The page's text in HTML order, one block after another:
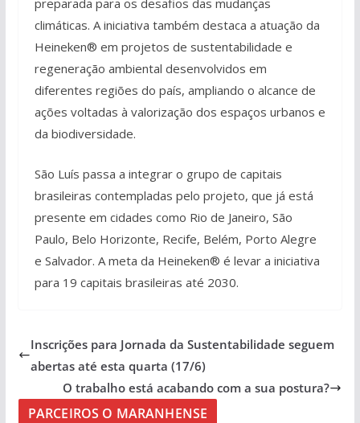
preparada para os desafios das mudanças
climáticas. A iniciativa também destaca a atuação da
Heineken® em projetos de sustentabilidade e
regeneração ambiental desenvolvidos em
diferentes regiões do país, ampliando o alcance de
ações voltadas à valorização dos espaços urbanos e
da biodiversidade.
São Luís passa a integrar o grupo de capitais
brasileiras contempladas pelo projeto, que já está
presente em cidades como Rio de Janeiro, São
Paulo, Belo Horizonte, Recife, Belém, Porto Alegre
e Salvador. A meta da Heineken® é levar a iniciativa
para 19 capitais brasileiras até 2030.
Inscrições para Jornada da Sustentabilidade seguem
abertas até esta quarta (17/6)
O trabalho está acabando com a sua postura?
PARCEIROS O MARANHENSE